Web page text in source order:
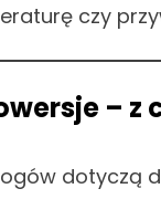
czy
– z
dotyczą